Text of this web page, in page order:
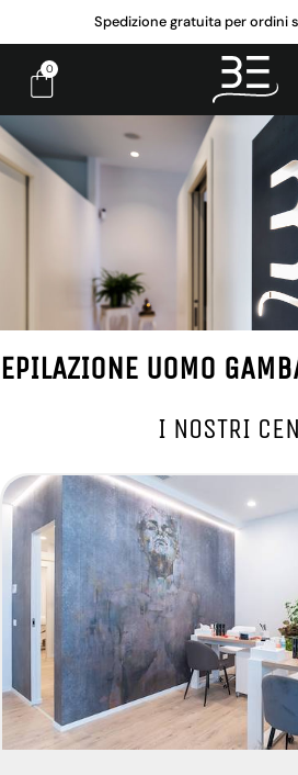
Spedizione gratuita per ordini
0
EPILAZIONE UOMO
I NOSTRI